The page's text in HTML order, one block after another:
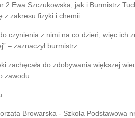
2 Ewa Szczukowska, jak i Burmistrz
z zakresu fizyki i chemii.
czynienia z nimi na co dzień, więc ich
– zaznaczył burmistrz.
zachęcała do zdobywania większej
zawodu.
Browarska - Szkoła Podstawowa